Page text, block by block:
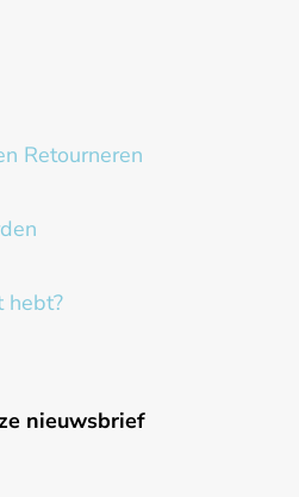
Retourneren
hebt?
nieuwsbrief